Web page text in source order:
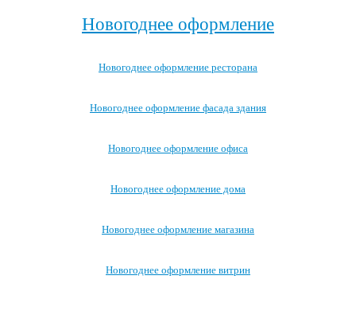
Новогоднее оформление
Новогоднее оформление ресторана
Новогоднее оформление фасада здания
Новогоднее оформление офиса
Новогоднее оформление дома
Новогоднее оформление магазина
Новогоднее оформление витрин